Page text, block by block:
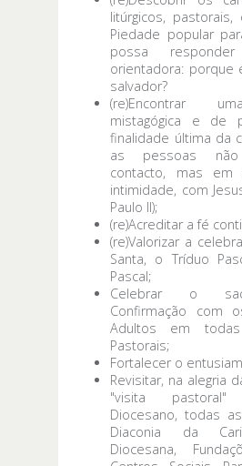
litúrgicos,
Piedade popular
possa
orientadora: porque
salvador?
(re)Encontrar
mistagógica e de
finalidade última da
as pessoas
contacto, mas em
intimidade, com
Paulo II);
(re)Acreditar a fé
(re)Valorizar a
Santa, o Tríduo
Pascal;
Celebrar o
Confirmação com
Adultos em
Pastorais;
Fortalecer o
Revisitar, na alegria
"visita
Diocesano, todas
Diaconia da
Diocesana,